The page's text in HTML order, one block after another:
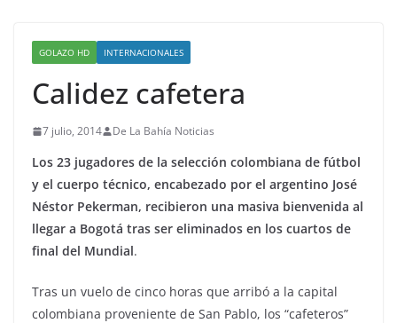
GOLAZO HD INTERNACIONALES
Calidez cafetera
7 julio, 2014 De La Bahía Noticias
Los 23 jugadores de la selección colombiana de fútbol
y el cuerpo técnico, encabezado por el argentino José
Néstor Pekerman, recibieron una masiva bienvenida al
llegar a Bogotá tras ser eliminados en los cuartos de
final del Mundial.
Tras un vuelo de cinco horas que arribó a la capital
colombiana proveniente de San Pablo, los “cafeteros”